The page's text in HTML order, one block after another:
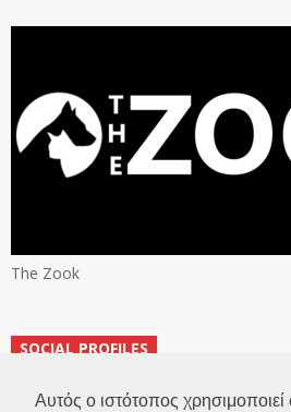
Αυτός ο ιστότοπος
The Zook
SOCIAL PROFILES